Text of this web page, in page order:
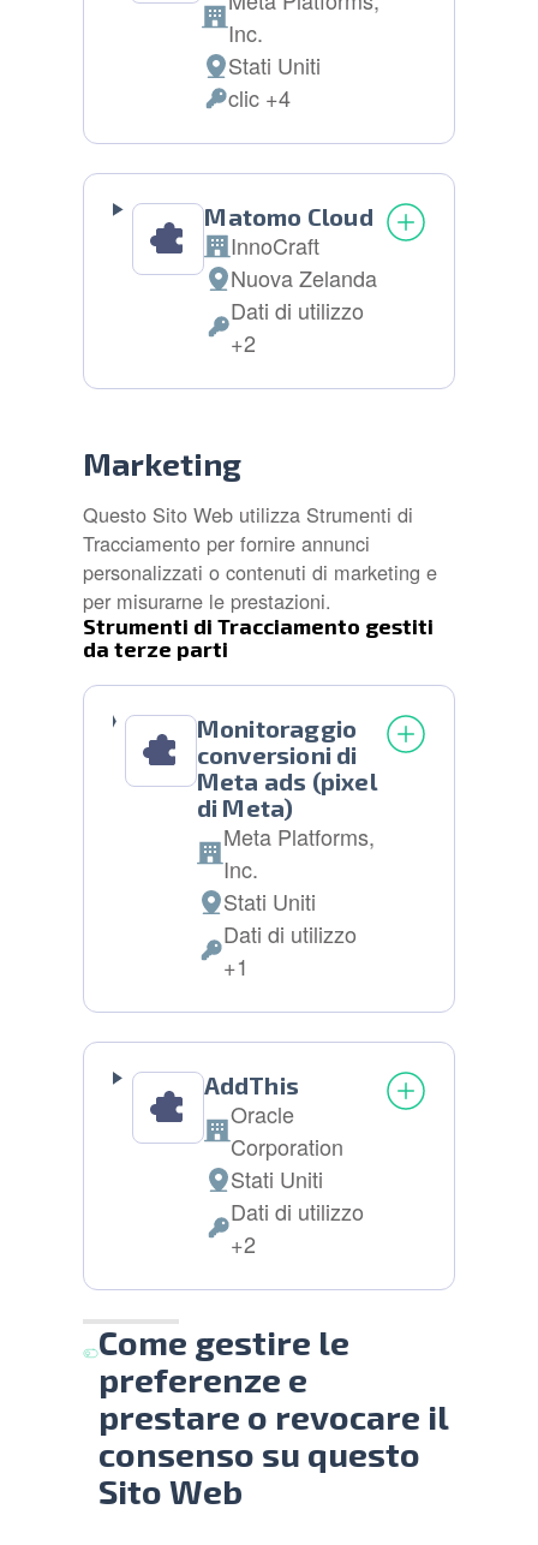
Azienda:
Inc.
Luogo
del
trattamento:
Stati Uniti
Dati
Personali
trattati:
clic +4
Matomo Cloud
Azienda:
InnoCraft
Luogo
del
trattamento:
Nuova Zelanda
Dati
Dati di utilizzo
+2
Marketing
Questo Sito Web utilizza Strumenti di
Tracciamento per fornire annunci
personalizzati o contenuti di marketing e
per misurarne le prestazioni.
Strumenti di Tracciamento gestiti
da terze parti
Monitoraggio
conversioni di
Meta ads (pixel
di Meta)
Azienda:
Meta Platforms,
Inc.
Luogo
del
trattamento:
Stati Uniti
Dati
Dati di utilizzo
+1
AddThis
Azienda:
Oracle
Corporation
Luogo
del
trattamento:
Stati Uniti
Dati
Dati di utilizzo
+2
Come gestire le
preferenze e
prestare o revocare il
consenso su questo
Sito Web